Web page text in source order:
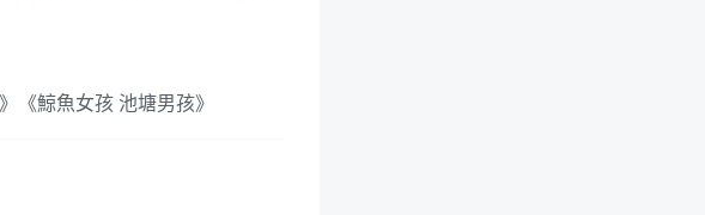
《鯨魚女孩 池塘男孩》